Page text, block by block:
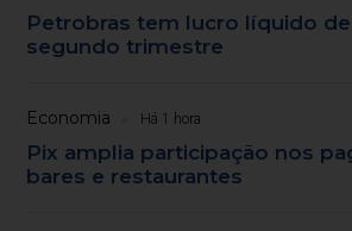
Petrobras tem lucro líquido de
segundo trimestre
Economia Há 1 hora
Pix amplia participação nos
bares e restaurantes